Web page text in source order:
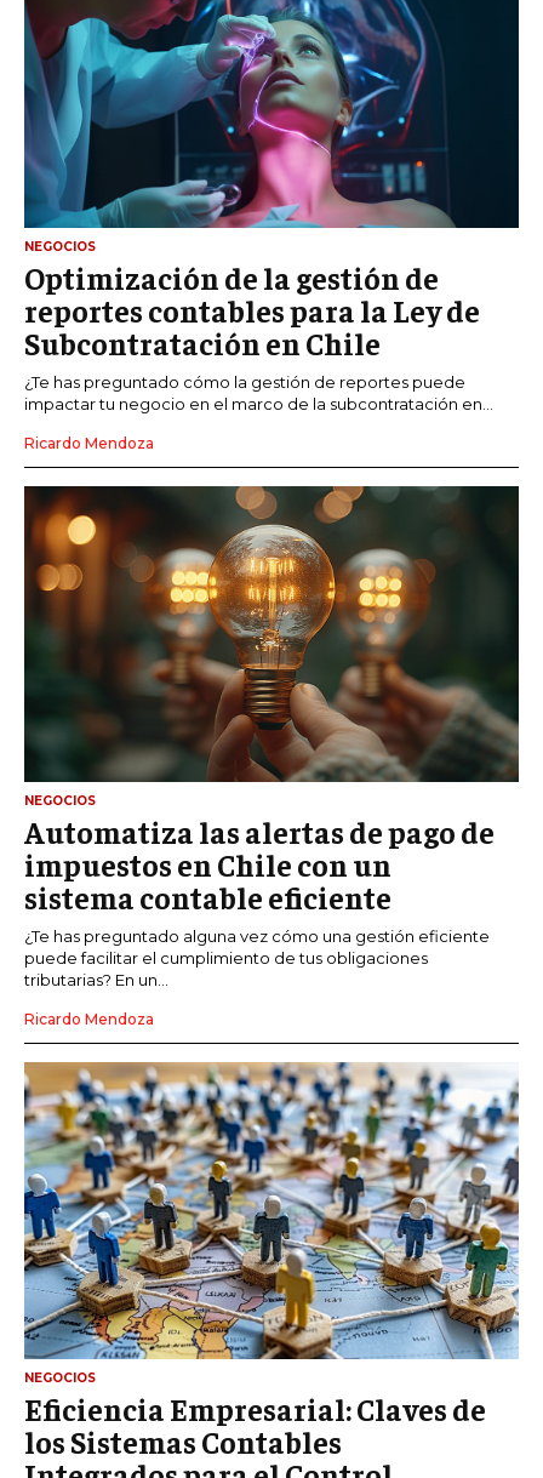
NEGOCIOS
Optimización de la gestión de
reportes contables para la Ley de
Subcontratación en Chile
¿Te has preguntado cómo la gestión de reportes puede
impactar tu negocio en el marco de la subcontratación en...
Ricardo Mendoza
NEGOCIOS
Automatiza las alertas de pago de
impuestos en Chile con un
sistema contable eficiente
¿Te has preguntado alguna vez cómo una gestión eficiente
puede facilitar el cumplimiento de tus obligaciones
tributarias? En un...
Ricardo Mendoza
NEGOCIOS
Eficiencia Empresarial: Claves de
los Sistemas Contables